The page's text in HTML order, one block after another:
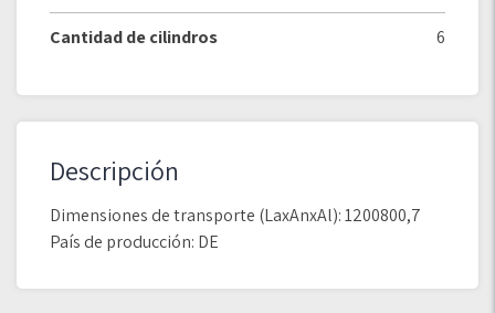
Cantidad de cilindros 6
Descripción
Dimensiones de transporte (LaxAnxAl): 1200800,7
País de producción: DE